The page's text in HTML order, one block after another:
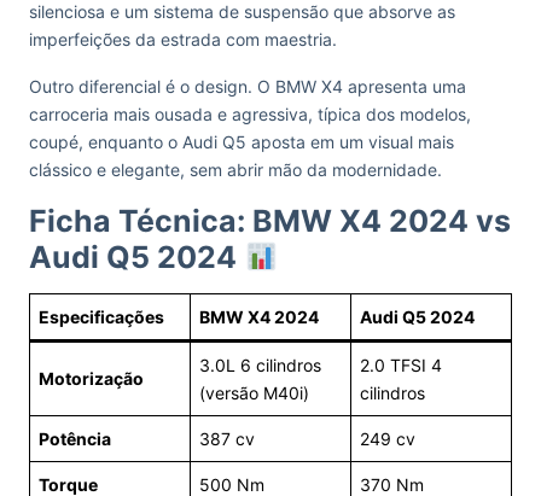
silenciosa e um sistema de suspensão que absorve as
imperfeições da estrada com maestria.
Outro diferencial é o design. O BMW X4 apresenta uma
carroceria mais ousada e agressiva, típica dos modelos,
coupé, enquanto o Audi Q5 aposta em um visual mais
clássico e elegante, sem abrir mão da modernidade.
Ficha Técnica: BMW X4 2024 vs
Audi Q5 2024
Especificações BMW X4 2024 Audi Q5 2024
Motorização
3.0L 6 cilindros
(versão M40i)
2.0 TFSI 4
cilindros
Potência 387 cv 249 cv
Torque 500 Nm 370 Nm